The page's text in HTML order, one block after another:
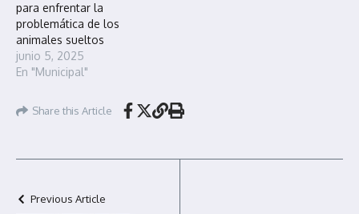
para enfrentar la
problemática de los
animales sueltos
junio 5, 2025
En "Municipal"
Share this Article
Previous Article